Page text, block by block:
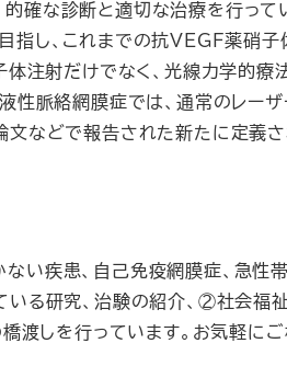
確な診断と適切な治療を行っ
し、これまでの抗VEGF薬硝
射だけでなく、光線力学的療
脈絡網膜症では、通常のレー
などで報告された新たに定義
い疾患、自己免疫網膜症、急
る研究、治験の紹介、②社会福
しを行っています。お気軽にご